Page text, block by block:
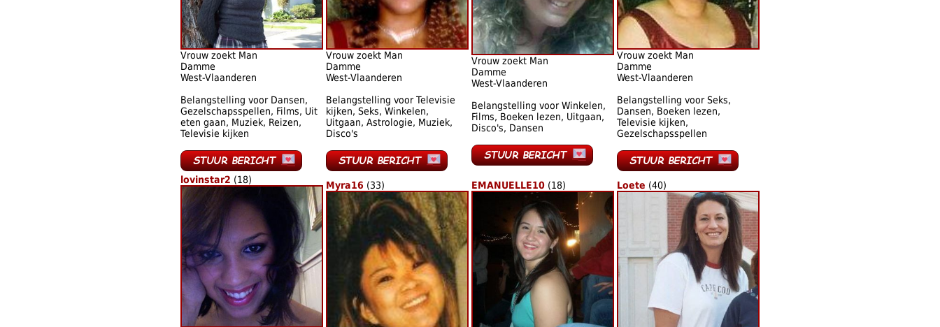
Vrouw zoekt Man
Damme
West-Vlaanderen
Belangstelling voor Dansen,
Gezelschapsspellen, Films, Uit
eten gaan, Muziek, Reizen,
Televisie kijken
Vrouw zoekt Man
Damme
West-Vlaanderen
Belangstelling voor Televisie
kijken, Seks, Winkelen,
Uitgaan, Astrologie, Muziek,
Disco's
Vrouw zoekt Man
Damme
West-Vlaanderen
Belangstelling voor Winkelen,
Films, Boeken lezen, Uitgaan,
Disco's, Dansen
Vrouw zoekt Man
Damme
West-Vlaanderen
Belangstelling voor Seks,
Dansen, Boeken lezen,
Televisie kijken,
Gezelschapsspellen
lovinstar2 (18) Myra16 (33) EMANUELLE10 (18) Loete (40)